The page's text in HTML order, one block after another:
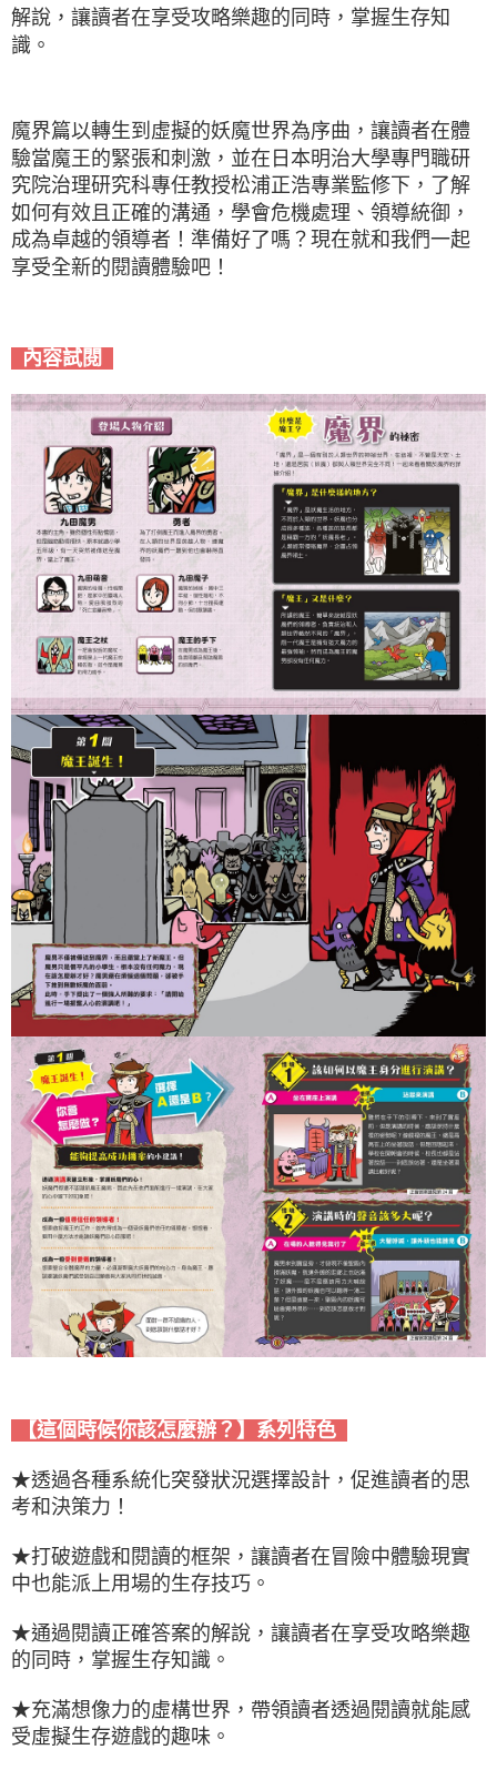
解說，讓讀者在享受攻略樂趣的同時，掌握生存知
識。
魔界篇以轉生到虛擬的妖魔世界為序曲，讓讀者在體
驗當魔王的緊張和刺激，並在日本明治大學專門職研
究院治理研究科專任教授松浦正浩專業監修下，了解
如何有效且正確的溝通，學會危機處理、領導統御，
成為卓越的領導者！準備好了嗎？現在就和我們一起
享受全新的閱讀體驗吧！
內容試閱
【這個時候你該怎麼辦？】系列特色
★透過各種系統化突發狀況選擇設計，促進讀者的思
考和決策力！
★打破遊戲和閱讀的框架，讓讀者在冒險中體驗現實
中也能派上用場的生存技巧。
★通過閱讀正確答案的解說，讓讀者在享受攻略樂趣
的同時，掌握生存知識。
★充滿想像力的虛構世界，帶領讀者透過閱讀就能感
受虛擬生存遊戲的趣味。